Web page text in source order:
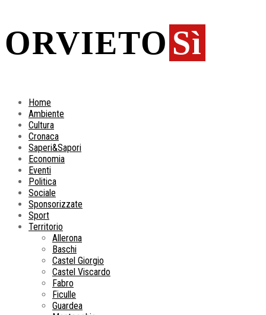
ORVIETO Sì
Home
Ambiente
Cultura
Cronaca
Saperi&Sapori
Economia
Eventi
Politica
Sociale
Sponsorizzate
Sport
Territorio
Allerona
Baschi
Castel Giorgio
Castel Viscardo
Fabro
Ficulle
Guardea